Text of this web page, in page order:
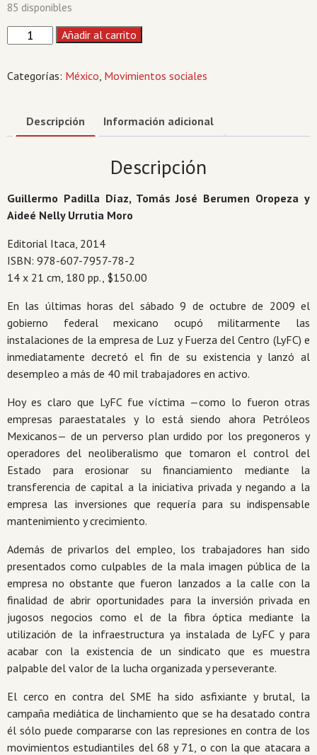
85 disponibles
Voces
resistencia.
Sindicato
Mexicano
2014)
cantidad
Añadir al carrito
Categorías: México, Movimientos sociales
Descripción Información adicional
Descripción
Guillermo Padilla Díaz, Tomás José Berumen Oropeza y
Aideé Nelly Urrutia Moro
Editorial Itaca, 2014
ISBN: 978-607-7957-78-2
14 x 21 cm, 180 pp., $150.00
En las últimas horas del sábado 9 de octubre de 2009 el
gobierno federal mexicano ocupó militarmente las
instalaciones de la empresa de Luz y Fuerza del Centro (LyFC) e
inmediatamente decretó el fin de su existencia y lanzó al
desempleo a más de 40 mil trabajadores en activo.
Hoy es claro que LyFC fue víctima —como lo fueron otras
empresas paraestatales y lo está siendo ahora Petróleos
Mexicanos— de un perverso plan urdido por los pregoneros y
operadores del neoliberalismo que tomaron el control del
Estado para erosionar su financiamiento mediante la
transferencia de capital a la iniciativa privada y negando a la
empresa las inversiones que requería para su indispensable
mantenimiento y crecimiento.
Además de privarlos del empleo, los trabajadores han sido
presentados como culpables de la mala imagen pública de la
empresa no obstante que fueron lanzados a la calle con la
finalidad de abrir oportunidades para la inversión privada en
jugosos negocios como el de la fibra óptica mediante la
utilización de la infraestructura ya instalada de LyFC y para
acabar con la existencia de un sindicato que es muestra
palpable del valor de la lucha organizada y perseverante.
El cerco en contra del SME ha sido asfixiante y brutal, la
campaña mediática de linchamiento que se ha desatado contra
él sólo puede compararse con las represiones en contra de los
movimientos estudiantiles del 68 y 71, o con la que atacara a